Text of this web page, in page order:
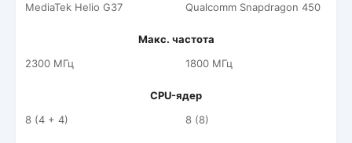
MediaTek Helio G37
Qualcomm Snapdragon 450
Макс. частота
2300 МГц
1800 МГц
CPU-ядер
8 (4 + 4)
8 (8)